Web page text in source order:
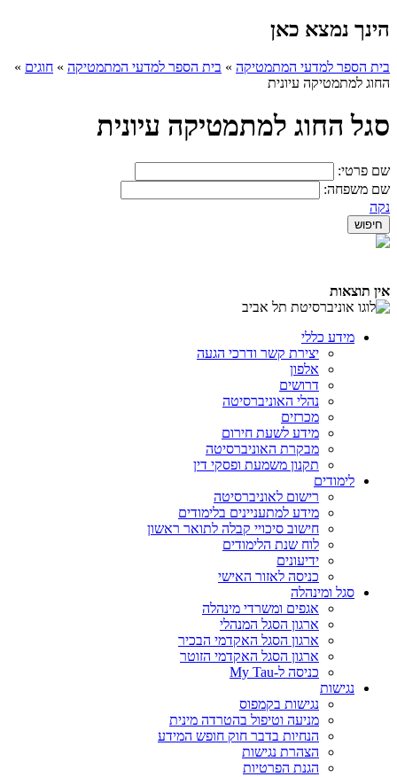
הינך נמצא כאן
בית הספר למדעי המתמטיקה » בית הספר למדעי המתמטיקה » חוגים »
החוג למתמטיקה עיונית
סגל החוג למתמטיקה עיונית
שם פרטי:
שם משפחה:
נקה
אין תוצאות
מידע כללי
יצירת קשר ודרכי הגעה
אלפון
דרושים
נהלי האוניברסיטה
מכרזים
מידע לשעת חירום
מבקרת האוניברסיטה
תקנון משמעת ופסקי דין
לימודים
רישום לאוניברסיטה
מידע למתעניינים בלימודים
חישוב סיכויי קבלה לתואר ראשון
לוח שנת הלימודים
ידיעונים
כניסה לאזור האישי
סגל ומינהלה
אגפים ומשרדי מינהלה
ארגון הסגל המנהלי
ארגון הסגל האקדמי הבכיר
ארגון הסגל האקדמי הזוטר
כניסה ל-My Tau
נגישות
נגישות בקמפוס
מניעה וטיפול בהטרדה מינית
הנחיות בדבר חוק חופש המידע
הצהרת נגישות
הגנת הפרטיות